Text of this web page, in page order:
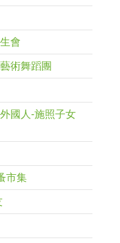
會
術舞蹈團
國人-施照子女
市集